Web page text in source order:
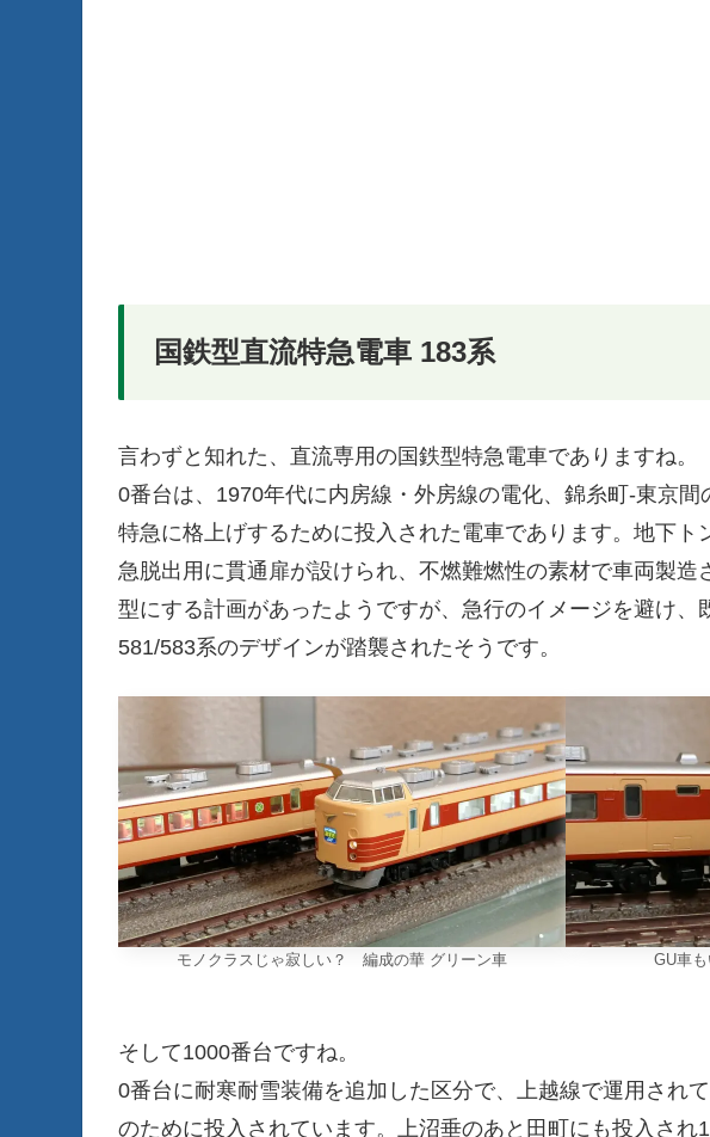
国鉄型直流特急電車 183系
言わずと知れた、直流専用の国鉄型特急電車でありますね。
0番台は、1970年代に内房線・外房線の電化、錦糸町-東京間
特急に格上げするために投入された電車であります。地下ト
急脱出用に貫通扉が設けられ、不燃難燃性の素材で車両製造
型にする計画があったようですが、急行のイメージを避け、
581/583系のデザインが踏襲されたそうです。
モノクラスじゃ寂しい？ 編成の華 グリーン車 GU車
そして1000番台ですね。
0番台に耐寒耐雪装備を追加した区分で、上越線で運用され
のために投入されています。上沼垂のあと田町にも投入され